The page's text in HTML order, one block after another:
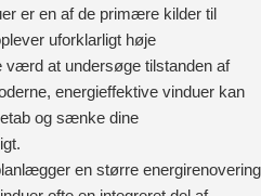
er en af de primære kilder til
uforklarligt høje
at undersøge tilstanden af
energieffektive vinduer kan
og sænke dine
en større energirenovering